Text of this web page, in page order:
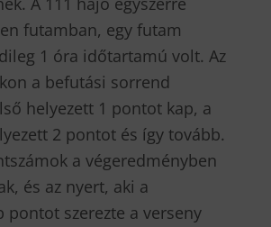
futamban, egy futam
1 óra időtartamú volt. Az
a befutási sorrend
helyezett 1 pontot kap, a
2 pontot és így tovább.
a végeredményben
és az nyert, aki a
pontot szerezte a verseny